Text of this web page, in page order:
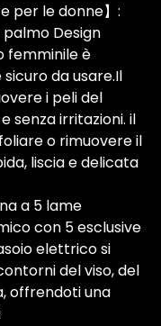
per le donne】:
Design
femminile è
da usare.Il
i peli del
senza irritazioni. il
o rimuovere il
liscia e delicata
a 5 lame
con 5 esclusive
elettrico si
del viso, del
offrendoti una